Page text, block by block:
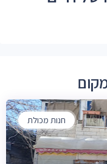
חנות מכולת